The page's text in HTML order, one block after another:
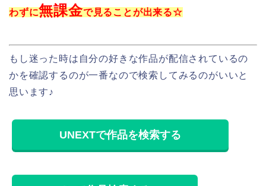
わずに無課金で見ることが出来る☆
もし迷った時は自分の好きな作品が配信されているの
かを確認するのが一番なので検索してみるのがいいと
思います♪
UNEXTで作品を検索する